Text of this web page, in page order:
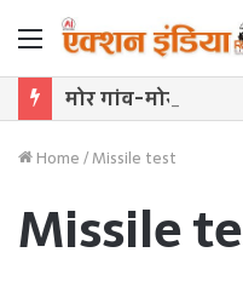
Menu
Home/Missile test
Missile